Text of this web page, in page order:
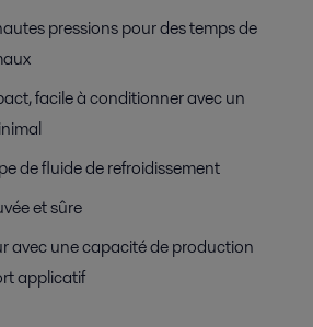
pressions pour des temps de
facile à conditionner avec un
de fluide de refroidissement
et sûre
avec une capacité de production
applicatif